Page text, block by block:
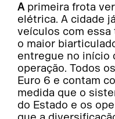
A primeira frota
elétrica. A cidade
veículos com
o maior
entregue no início
operação. Todos
Euro 6 e contam
medida que o
do Estado e os